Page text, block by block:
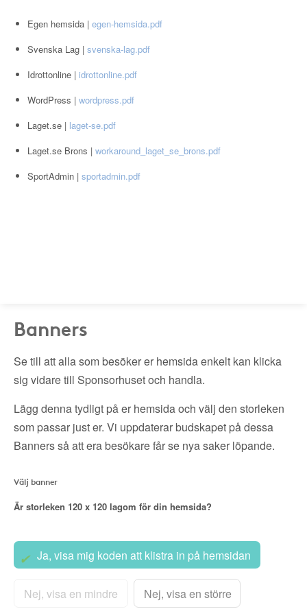
Egen hemsida | egen-hemsida.pdf
Svenska Lag | svenska-lag.pdf
Idrottonline | idrottonline.pdf
WordPress | wordpress.pdf
Laget.se | laget-se.pdf
Laget.se Brons | workaround_laget_se_brons.pdf
SportAdmin | sportadmin.pdf
Banners
Se till att alla som besöker er hemsida enkelt kan klicka
sig vidare till Sponsorhuset och handla.
Lägg denna tydligt på er hemsida och välj den storleken
som passar just er. Vi uppdaterar budskapet på dessa
Banners så att era besökare får se nya saker löpande.
Välj banner
Är storleken 120 x 120 lagom för din hemsida?
Ja, visa mig koden att klistra in på hemsidan
Nej, visa en mindre Nej, visa en större